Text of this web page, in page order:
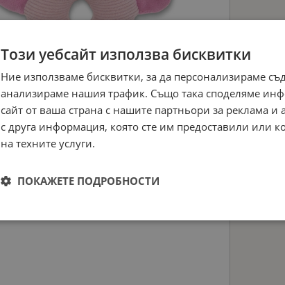
Този уебсайт използва бисквитки
Ние използваме бисквитки, за да персонализираме
анализираме нашия трафик. Също така споделяме
сайт от ваша страна с нашите партньори за реклама
с друга информация, която сте им предоставили или
на техните услуги.
ПОКАЖЕТЕ ПОДРОБНОСТИ